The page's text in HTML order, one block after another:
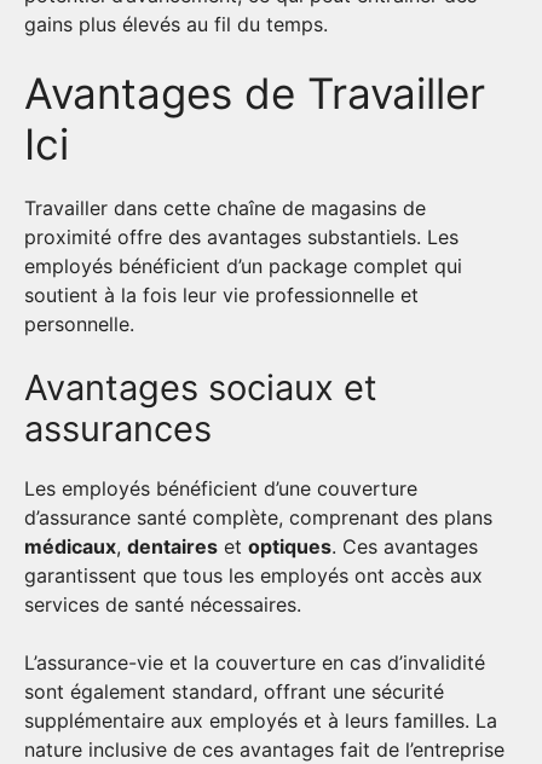
gains plus élevés au fil du temps.
Avantages de Travailler
Ici
Travailler dans cette chaîne de magasins de
proximité offre des avantages substantiels. Les
employés bénéficient d’un package complet qui
soutient à la fois leur vie professionnelle et
personnelle.
Avantages sociaux et
assurances
Les employés bénéficient d’une couverture
d’assurance santé complète, comprenant des plans
médicaux, dentaires et optiques. Ces avantages
garantissent que tous les employés ont accès aux
services de santé nécessaires.
L’assurance-vie et la couverture en cas d’invalidité
sont également standard, offrant une sécurité
supplémentaire aux employés et à leurs familles. La
nature inclusive de ces avantages fait de l’entreprise